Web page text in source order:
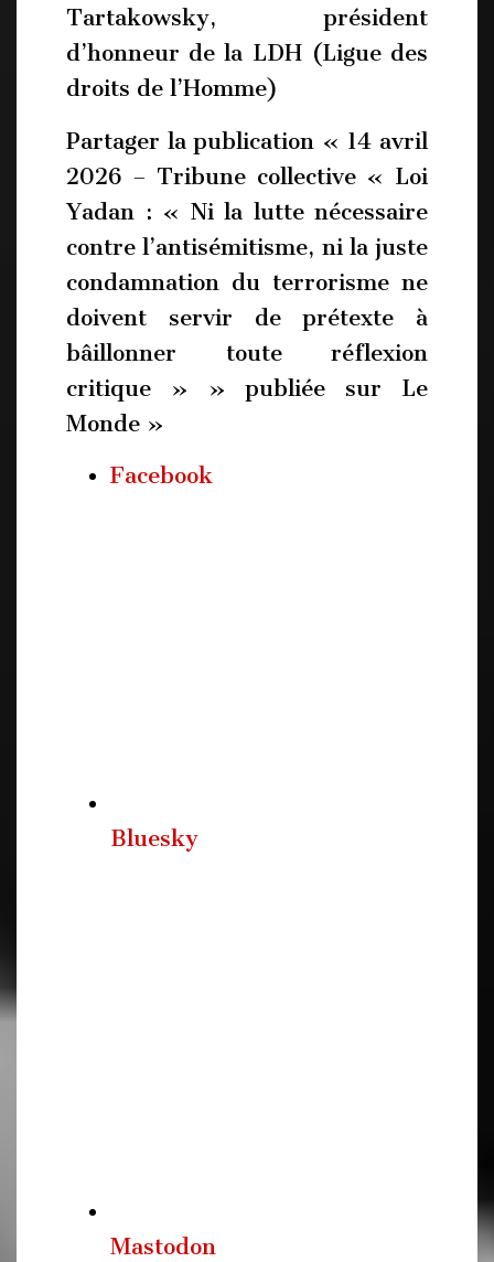
Tartakowsky, président
d’honneur de la LDH (Ligue des
droits de l’Homme)
Partager la publication « 14 avril
2026 – Tribune collective « Loi
Yadan : « Ni la lutte nécessaire
contre l’antisémitisme, ni la juste
condamnation du terrorisme ne
doivent servir de prétexte à
bâillonner toute réflexion
critique » » publiée sur Le
Monde »
Facebook
Bluesky
Mastodon